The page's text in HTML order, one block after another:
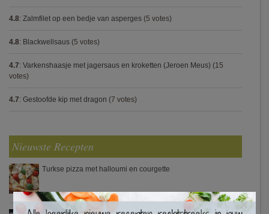
4.8: Zalmfilet op een bedje van asperges (5 votes)
4.8: Blackwellsaus (5 votes)
4.7: Varkenshaasje met jagersaus en kroketten (Jeroen Meus) (15
votes)
4.7: Gestoofde kip met dragon (7 votes)
Nieuwste Recepten
Turkse pizza met halloumi en courgette
×